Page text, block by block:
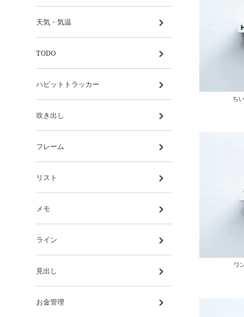
ち
ワ
天気・気温
TODO
ハビットトラッカー
吹き出し
フレーム
リスト
メモ
ライン
見出し
お金管理